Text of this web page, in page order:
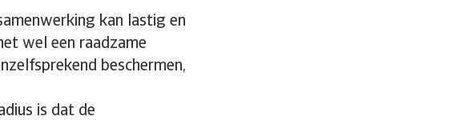
kan lastig en
wel een raadzame
beschermen,
is dat de